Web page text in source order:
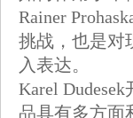
Rainer
挑战，也是对
入表达。
Karel
品具有多方面